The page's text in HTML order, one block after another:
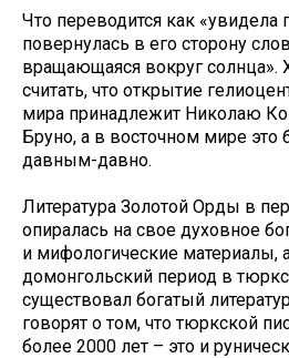
Что переводится как «увидела
повернулась в его сторону
вращающаяся вокруг солнца».
считать, что открытие
мира принадлежит Николаю
Бруно, а в восточном мире это
давным-давно.
Литература Золотой Орды в
опиралась на свое духовное
и мифологические материалы,
домонгольский период в
существовал богатый
говорят о том, что тюркской
более 2000 лет – это и